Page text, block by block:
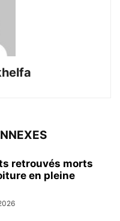
retrouvés morts
en pleine